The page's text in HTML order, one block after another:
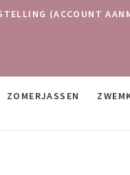
(ACCOUNT
ZOMERJASSEN